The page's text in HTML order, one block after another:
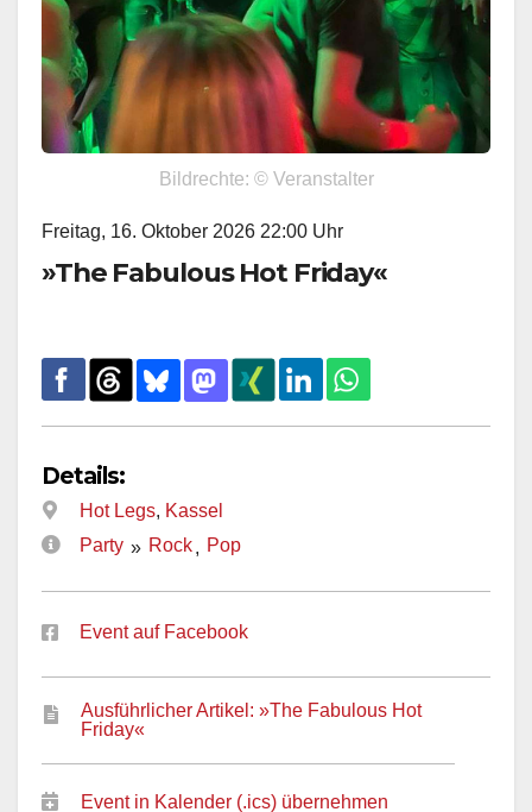
Bildrechte: © Veranstalter
Freitag, 16. Oktober 2026 22:00 Uhr
»The Fabulous Hot Friday«
Details:
Hot Legs, Kassel
Party » Rock, Pop
Event auf Facebook
Ausführlicher Artikel: »The Fabulous Hot
Friday«
Event in Kalender (.ics) übernehmen